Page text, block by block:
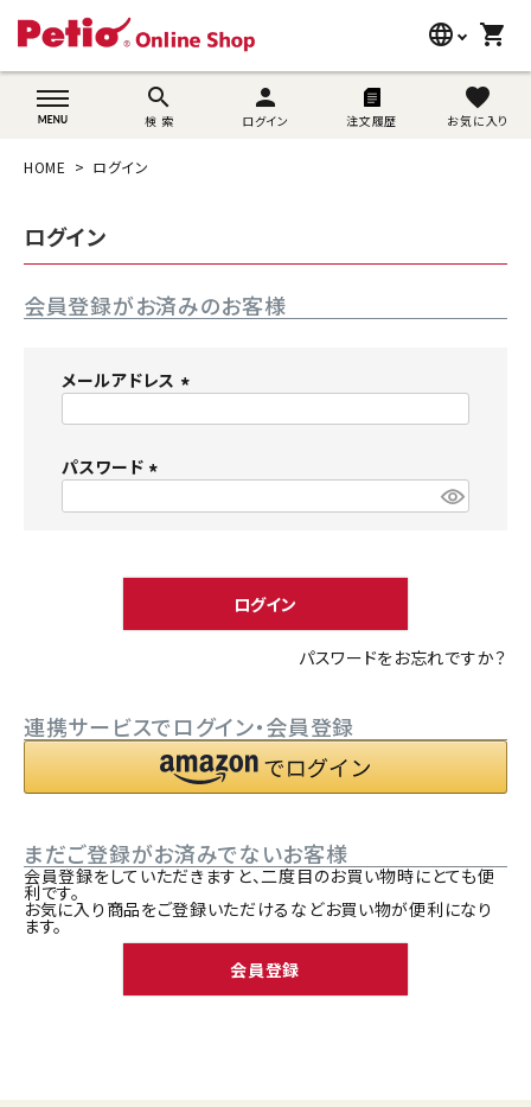
language
wovn-lang-name
shopping_cart
search
検 索
person
ログイン 注文履歴
favorite
お気に入り
search
うさぎ用品
ブランド別に探す
目的別に探す
SNS
ようこそ ゲスト 様
person 新規会員登録
HOME ログイン
ログイン
会員登録がお済みのお客様
メールアドレス
パスワード
)
ログイン
パスワードをお忘れですか？
連携サービスでログイン・会員登録
まだご登録がお済みでないお客様
会員登録をしていただきますと、二度目のお買い物時にとても便
利です。
お気に入り商品をご登録いただけるなどお買い物が便利になり
ます。
会員登録